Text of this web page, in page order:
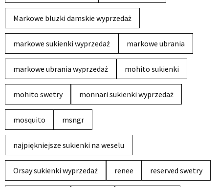
Markowe bluzki damskie wyprzedaż
markowe sukienki wyprzedaż markowe ubrania
markowe ubrania wyprzedaż mohito sukienki
mohito swetry monnari sukienki wyprzedaż
mosquito msngr
najpiękniejsze sukienki na weselu
Orsay sukienki wyprzedaż renee reserved swetry